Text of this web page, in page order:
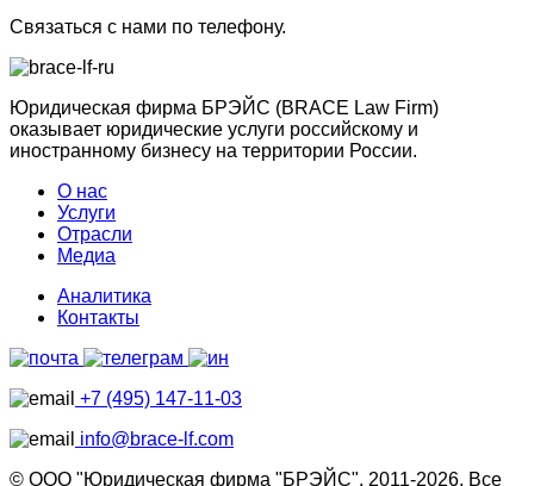
Связаться с нами по телефону.
Юридическая фирма БРЭЙС (BRACE Law Firm)
оказывает юридические услуги российскому и
иностранному бизнесу на территории России.
О нас
Услуги
Отрасли
Медиа
Аналитика
Контакты
+7 (495) 147-11-03
info@brace-lf.com
© ООО "Юридическая фирма "БРЭЙС". 2011-2026. Все